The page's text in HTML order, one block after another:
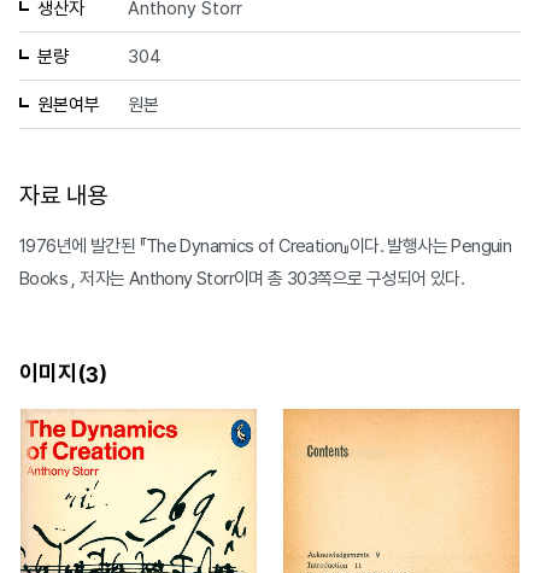
생산자 Anthony Storr
분량 304
원본여부 원본
자료 내용
1976년에 발간된 『The Dynamics of Creation』이다. 발행사는 Penguin
Books , 저자는 Anthony Storr이며 총 303쪽으로 구성되어 있다.
이미지(3)